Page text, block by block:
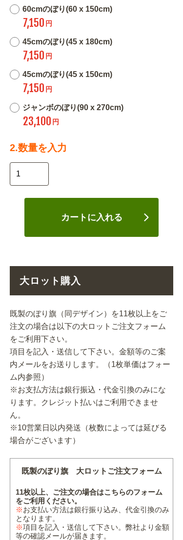
60cmのぼり(60 x 150cm)
7,150 円
45cmのぼり(45 x 180cm)
7,150 円
45cmのぼり(45 x 150cm)
7,150 円
ジャンボのぼり(90 x 270cm)
23,100 円
2.数量を入力
カートに入れる
大ロット購入
既製のぼり旗（同デザイン）を11枚以上をご
注文の場合は以下の大ロットご注文フォーム
をご利用下さい。
項目を記入・送信して下さい。金額等のご案
内メールをお送りします。（1枚単価はフォー
ム内参照）
※お支払方法は銀行振込・代金引換のみにな
ります。クレジット払いはご利用できませ
ん。
※10営業日以内発送（枚数によっては延びる
場合がございます）